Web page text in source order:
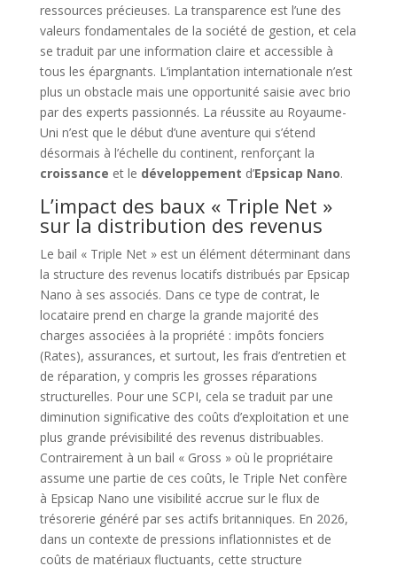
ressources précieuses. La transparence est l’une des
valeurs fondamentales de la société de gestion, et cela
se traduit par une information claire et accessible à
tous les épargnants. L’implantation internationale n’est
plus un obstacle mais une opportunité saisie avec brio
par des experts passionnés. La réussite au Royaume-
Uni n’est que le début d’une aventure qui s’étend
désormais à l’échelle du continent, renforçant la
croissance et le développement d’Epsicap Nano.
L’impact des baux « Triple Net »
sur la distribution des revenus
Le bail « Triple Net » est un élément déterminant dans
la structure des revenus locatifs distribués par Epsicap
Nano à ses associés. Dans ce type de contrat, le
locataire prend en charge la grande majorité des
charges associées à la propriété : impôts fonciers
(Rates), assurances, et surtout, les frais d’entretien et
de réparation, y compris les grosses réparations
structurelles. Pour une SCPI, cela se traduit par une
diminution significative des coûts d’exploitation et une
plus grande prévisibilité des revenus distribuables.
Contrairement à un bail « Gross » où le propriétaire
assume une partie de ces coûts, le Triple Net confère
à Epsicap Nano une visibilité accrue sur le flux de
trésorerie généré par ses actifs britanniques. En 2026,
dans un contexte de pressions inflationnistes et de
coûts de matériaux fluctuants, cette structure